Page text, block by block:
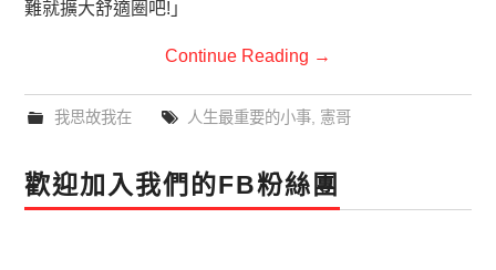
難就擴大舒適圈吧!」
Continue Reading →
我思故我在 人生最重要的小事, 憲哥
歡迎加入我們的FB粉絲團